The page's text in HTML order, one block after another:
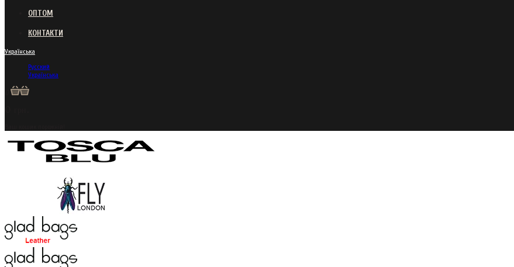
ОПТОМ
КОНТАКТИ
Українська
Русский
Українська